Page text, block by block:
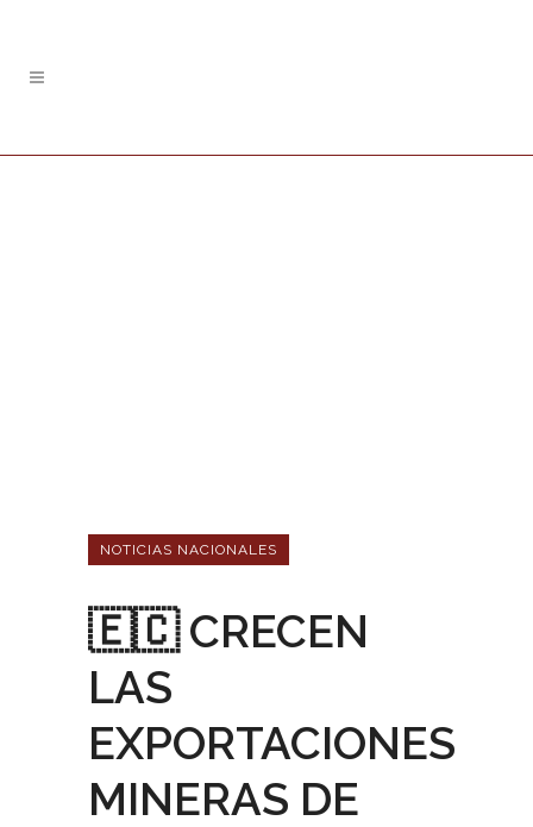
NOTICIAS NACIONALES
🇪🇨 CRECEN
LAS
EXPORTACIONES
MINERAS DE